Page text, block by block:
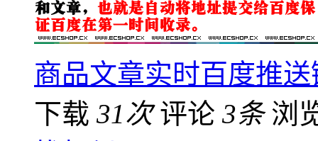
商品文章实时百度推
下载 31次 评论 3条 浏